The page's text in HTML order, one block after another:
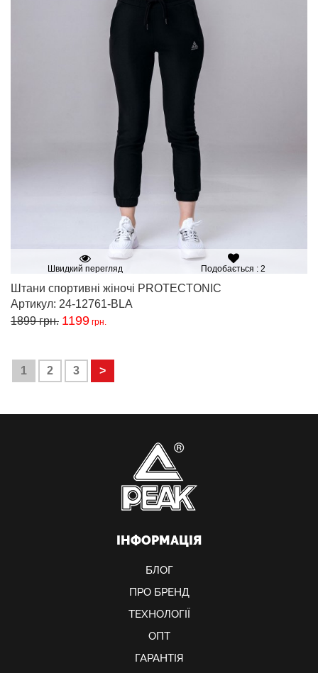
Швидкий перегляд Подобається : 2
Штани спортивні жіночі PROTECTONIC
Артикул: 24-12761-BLA
1899грн. 1199 грн.
1 2 3 >
ІНФОРМАЦІЯ
БЛОГ
ПРО БРЕНД
ТЕХНОЛОГІЇ
ОПТ
ГАРАНТІЯ